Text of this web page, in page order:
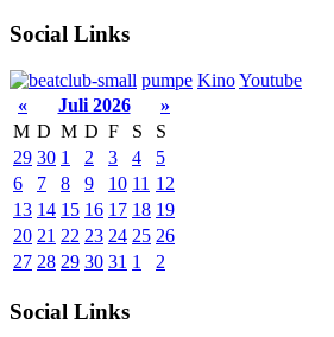
Social Links
pumpe KinoYoutube
«
Juli 2026
»
M D M D F S
S
29 30 1 2 3 4
5
6
7 8 9 10 11 12
13 14 15 16 17 18 19
20 21 22 23 24 25 26
27 28 29 30 31 1 2
Social Links